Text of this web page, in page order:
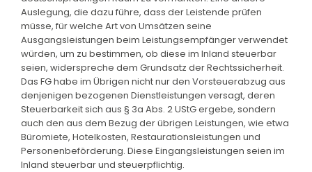
Auslegung, die dazu führe, dass der Leistende prüfen
müsse, für welche Art von Umsätzen seine
Ausgangsleistungen beim Leistungsempfänger verwendet
würden, um zu bestimmen, ob diese im Inland steuerbar
seien, widerspreche dem Grundsatz der Rechtssicherheit.
Das FG habe im Übrigen nicht nur den Vorsteuerabzug aus
denjenigen bezogenen Dienstleistungen versagt, deren
Steuerbarkeit sich aus § 3a Abs. 2 UStG ergebe, sondern
auch den aus dem Bezug der übrigen Leistungen, wie etwa
Büromiete, Hotelkosten, Restaurationsleistungen und
Personenbeförderung. Diese Eingangsleistungen seien im
Inland steuerbar und steuerpflichtig.